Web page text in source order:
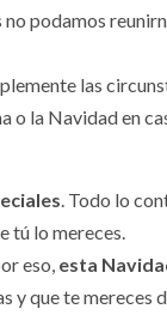
podamos
las
o la Navidad en
. Todo lo
tú lo mereces.
eso, esta
y que te mereces